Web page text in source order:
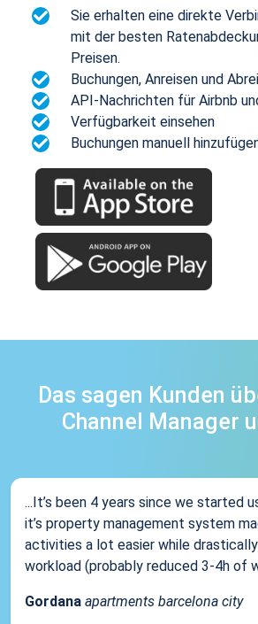
Sie erhalten eine direkte
mit der besten
Preisen.
Buchungen, Anreisen und
API-Nachrichten für Airbnb
Verfügbarkeit einsehen
Buchungen manuell
Das sagen Kunden
Channel Manager
...It’s been 4 years since we started
it’s property management system
activities a lot easier while
workload (probably reduced 3-4h of
Gordana apartments barcelona city